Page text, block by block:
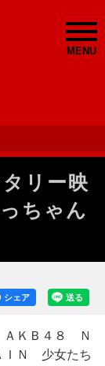
MENU
リー映
ちゃん
送る
シェア
ＫＢ４８ Ｎ
Ｎ 少女たち